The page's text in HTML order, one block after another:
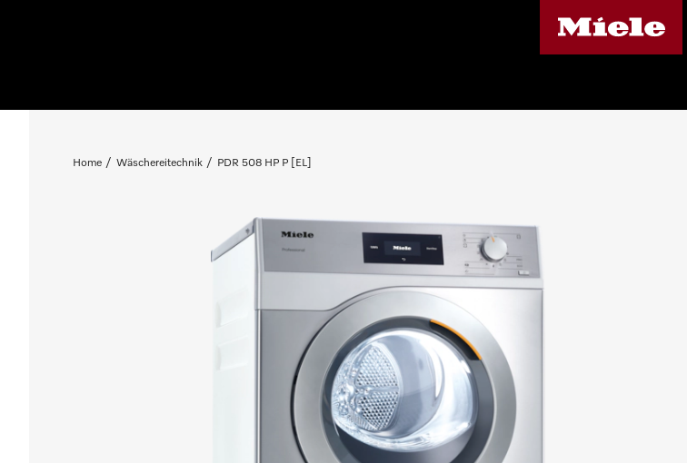
Home Wäschereitechnik PDR 508 HP P [EL]